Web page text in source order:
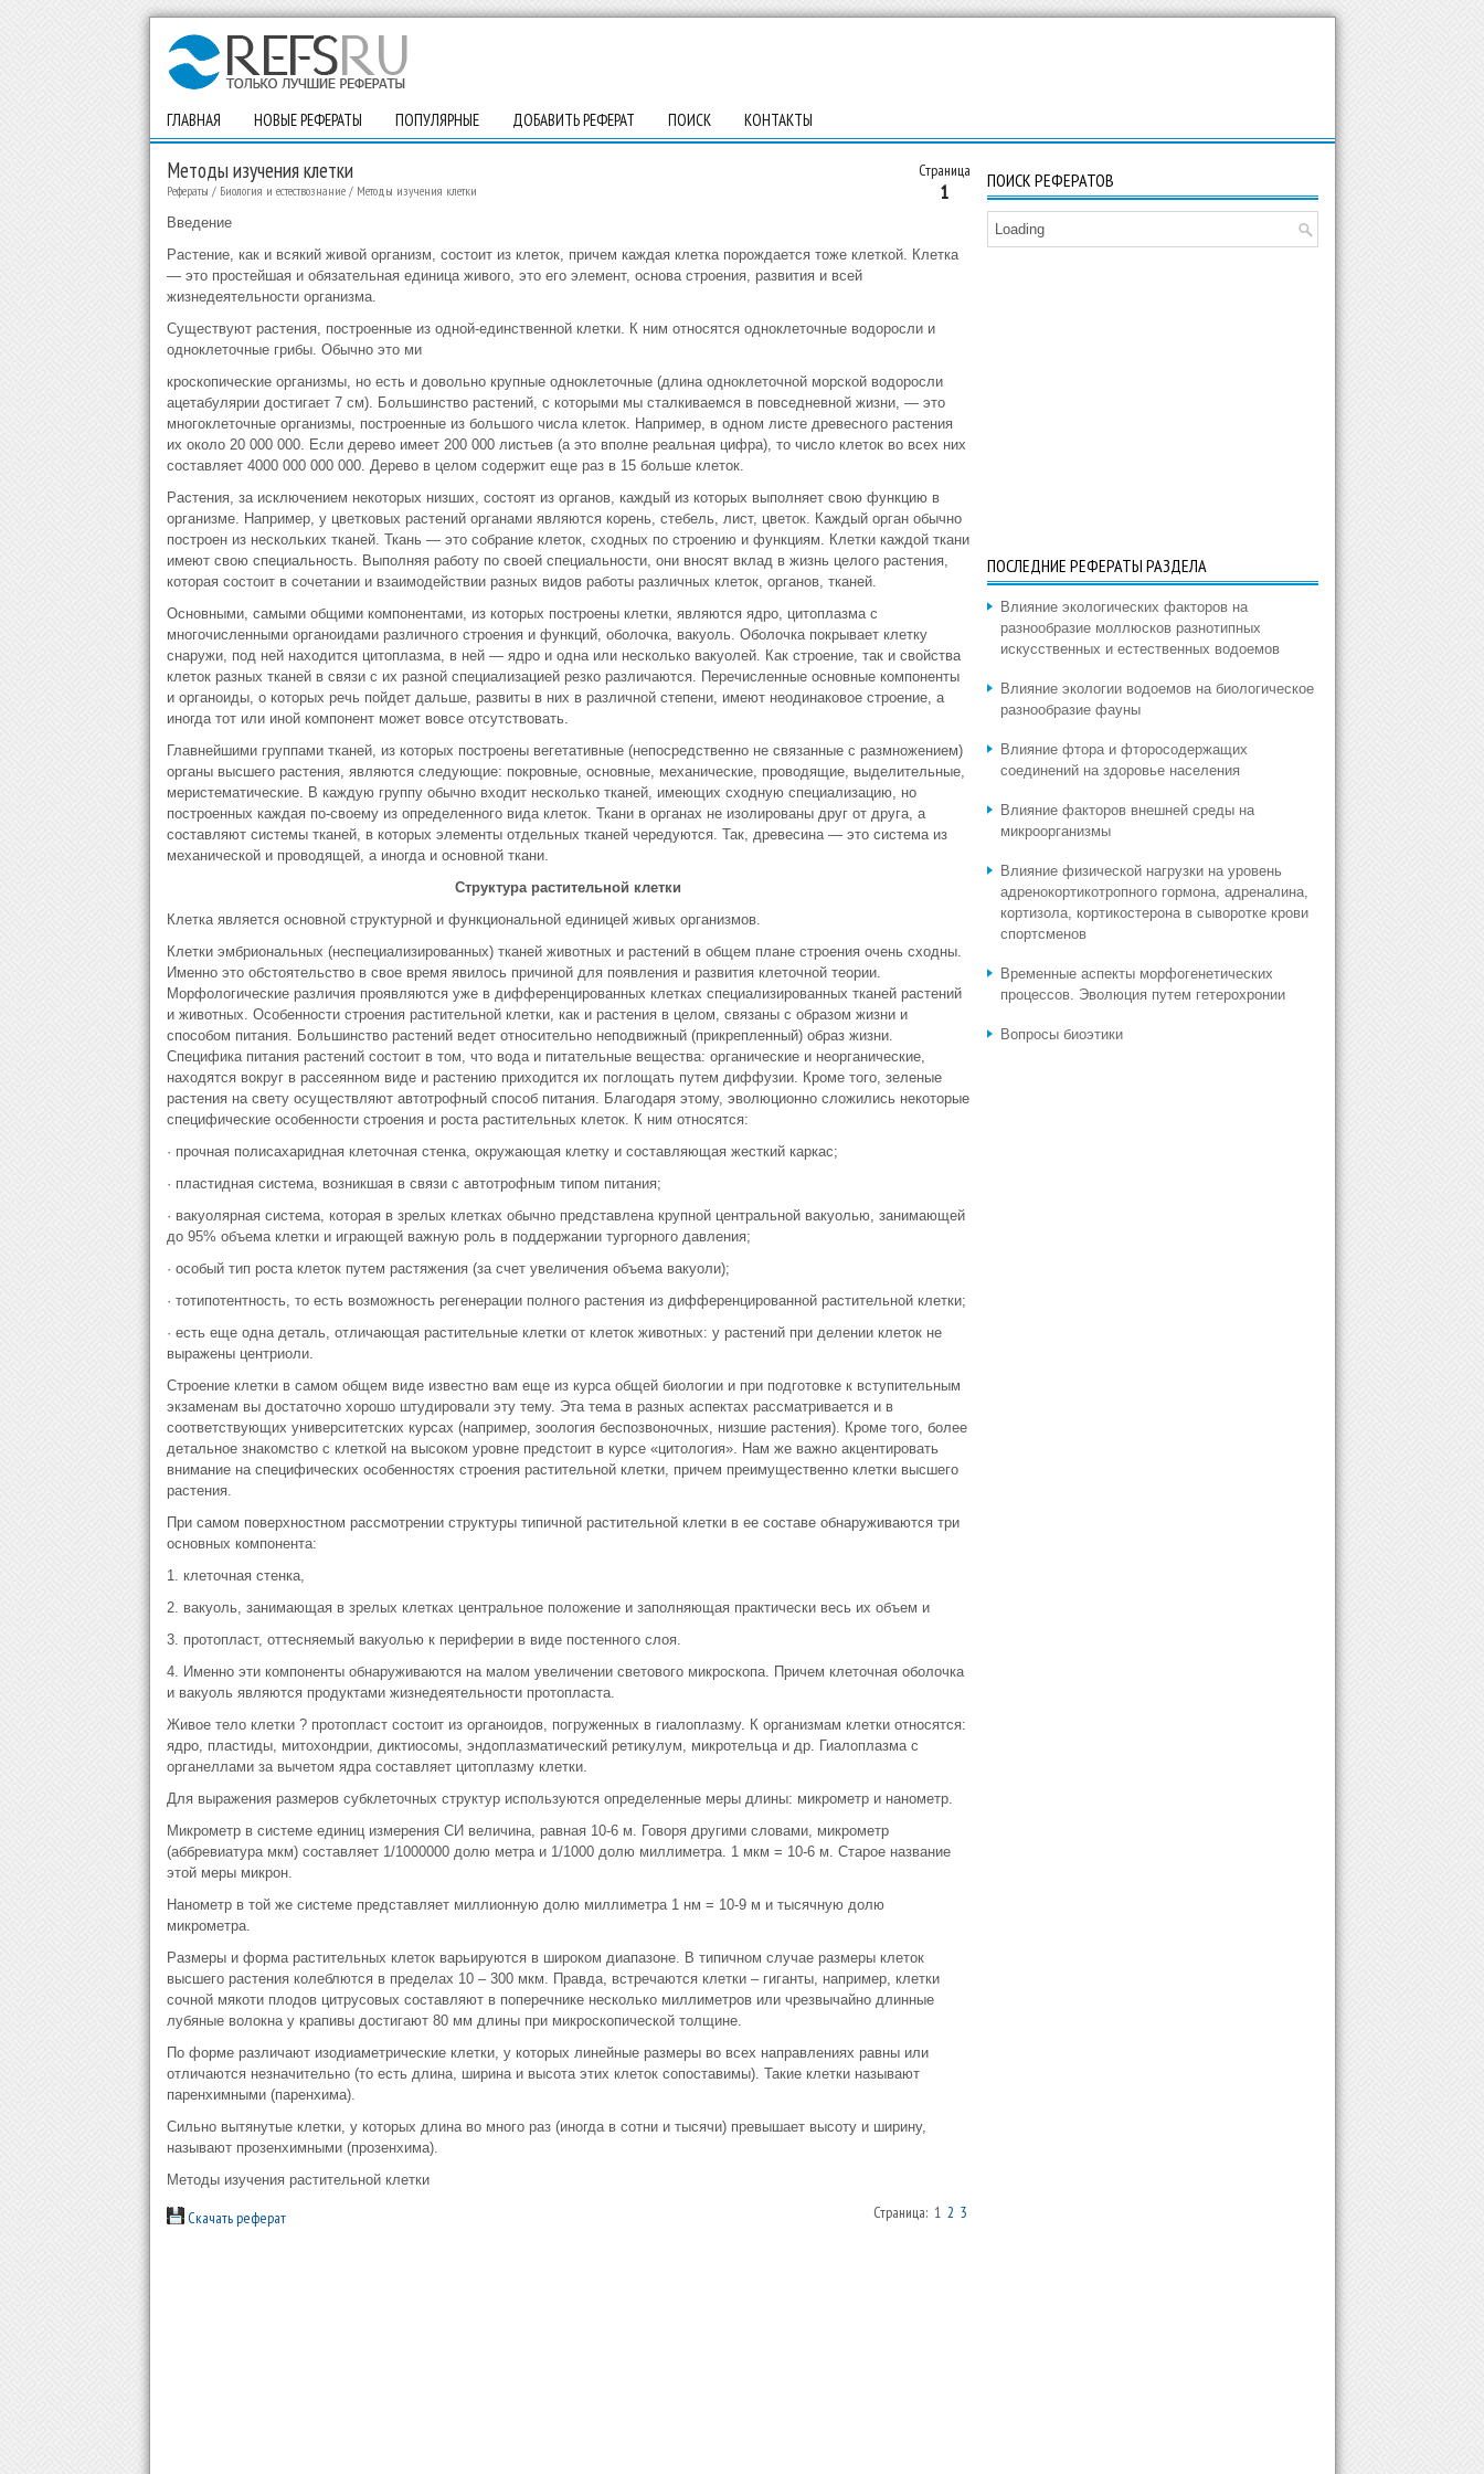
ГЛАВНАЯ НОВЫЕ РЕФЕРАТЫ ПОПУЛЯРНЫЕ ДОБАВИТЬ РЕФЕРАТ ПОИСК КОНТАКТЫ
Страница
1
Методы изучения клетки
Рефераты / Биология и естествознание/ Методы изучения клетки
Введение
Растение, как и всякий живой организм, состоит из клеток, причем каждая клетка порождается тоже клеткой. Клетка
— это простейшая и обязательная единица живого, это его элемент, основа строения, развития и всей
жизнедеятельности организма.
Существуют растения, построенные из одной-единственной клетки. К ним относятся одноклеточные водоросли и
одноклеточные грибы. Обычно это ми
кроскопические организмы, но есть и довольно крупные одноклеточные (длина одноклеточной морской водоросли
ацетабулярии достигает 7 см). Большинство растений, с которыми мы сталкиваемся в повседневной жизни, — это
многоклеточные организмы, построенные из большого числа клеток. Например, в одном листе древесного растения
их около 20 000 000. Если дерево имеет 200 000 листьев (а это вполне реальная цифра), то число клеток во всех них
составляет 4000 000 000 000. Дерево в целом содержит еще раз в 15 больше клеток.
Растения, за исключением некоторых низших, состоят из органов, каждый из которых выполняет свою функцию в
организме. Например, у цветковых растений органами являются корень, стебель, лист, цветок. Каждый орган обычно
построен из нескольких тканей. Ткань — это собрание клеток, сходных по строению и функциям. Клетки каждой ткани
имеют свою специальность. Выполняя работу по своей специальности, они вносят вклад в жизнь целого растения,
которая состоит в сочетании и взаимодействии разных видов работы различных клеток, органов, тканей.
Основными, самыми общими компонентами, из которых построены клетки, являются ядро, цитоплазма с
многочисленными органоидами различного строения и функций, оболочка, вакуоль. Оболочка покрывает клетку
снаружи, под ней находится цитоплазма, в ней — ядро и одна или несколько вакуолей. Как строение, так и свойства
клеток разных тканей в связи с их разной специализацией резко различаются. Перечисленные основные компоненты
и органоиды, о которых речь пойдет дальше, развиты в них в различной степени, имеют неодинаковое строение, а
иногда тот или иной компонент может вовсе отсутствовать.
Главнейшими группами тканей, из которых построены вегетативные (непосредственно не связанные с размножением)
органы высшего растения, являются следующие: покровные, основные, механические, проводящие, выделительные,
меристематические. В каждую группу обычно входит несколько тканей, имеющих сходную специализацию, но
построенных каждая по-своему из определенного вида клеток. Ткани в органах не изолированы друг от друга, а
составляют системы тканей, в которых элементы отдельных тканей чередуются. Так, древесина — это система из
механической и проводящей, а иногда и основной ткани.
Структура растительной клетки
Клетка является основной структурной и функциональной единицей живых организмов.
Клетки эмбриональных (неспециализированных) тканей животных и растений в общем плане строения очень сходны.
Именно это обстоятельство в свое время явилось причиной для появления и развития клеточной теории.
Морфологические различия проявляются уже в дифференцированных клетках специализированных тканей растений
и животных. Особенности строения растительной клетки, как и растения в целом, связаны с образом жизни и
способом питания. Большинство растений ведет относительно неподвижный (прикрепленный) образ жизни.
Специфика питания растений состоит в том, что вода и питательные вещества: органические и неорганические,
находятся вокруг в рассеянном виде и растению приходится их поглощать путем диффузии. Кроме того, зеленые
растения на свету осуществляют автотрофный способ питания. Благодаря этому, эволюционно сложились некоторые
специфические особенности строения и роста растительных клеток. К ним относятся:
· прочная полисахаридная клеточная стенка, окружающая клетку и составляющая жесткий каркас;
· пластидная система, возникшая в связи с автотрофным типом питания;
· вакуолярная система, которая в зрелых клетках обычно представлена крупной центральной вакуолью, занимающей
до 95% объема клетки и играющей важную роль в поддержании тургорного давления;
· особый тип роста клеток путем растяжения (за счет увеличения объема вакуоли);
· тотипотентность, то есть возможность регенерации полного растения из дифференцированной растительной клетки;
· есть еще одна деталь, отличающая растительные клетки от клеток животных: у растений при делении клеток не
выражены центриоли.
Строение клетки в самом общем виде известно вам еще из курса общей биологии и при подготовке к вступительным
экзаменам вы достаточно хорошо штудировали эту тему. Эта тема в разных аспектах рассматривается и в
соответствующих университетских курсах (например, зоология беспозвоночных, низшие растения). Кроме того, более
детальное знакомство с клеткой на высоком уровне предстоит в курсе «цитология». Нам же важно акцентировать
внимание на специфических особенностях строения растительной клетки, причем преимущественно клетки высшего
растения.
При самом поверхностном рассмотрении структуры типичной растительной клетки в ее составе обнаруживаются три
основных компонента:
1. клеточная стенка,
2. вакуоль, занимающая в зрелых клетках центральное положение и заполняющая практически весь их объем и
3. протопласт, оттесняемый вакуолью к периферии в виде постенного слоя.
4. Именно эти компоненты обнаруживаются на малом увеличении светового микроскопа. Причем клеточная оболочка
и вакуоль являются продуктами жизнедеятельности протопласта.
Живое тело клетки ? протопласт состоит из органоидов, погруженных в гиалоплазму. К организмам клетки относятся:
ядро, пластиды, митохондрии, диктиосомы, эндоплазматический ретикулум, микротельца и др. Гиалоплазма с
органеллами за вычетом ядра составляет цитоплазму клетки.
Для выражения размеров субклеточных структур используются определенные меры длины: микрометр и нанометр.
Микрометр в системе единиц измерения СИ величина, равная 10-6 м. Говоря другими словами, микрометр
(аббревиатура мкм) составляет 1/1000000 долю метра и 1/1000 долю миллиметра. 1 мкм = 10-6 м. Старое название
этой меры микрон.
Нанометр в той же системе представляет миллионную долю миллиметра 1 нм = 10-9 м и тысячную долю
микрометра.
Размеры и форма растительных клеток варьируются в широком диапазоне. В типичном случае размеры клеток
высшего растения колеблются в пределах 10 – 300 мкм. Правда, встречаются клетки – гиганты, например, клетки
сочной мякоти плодов цитрусовых составляют в поперечнике несколько миллиметров или чрезвычайно длинные
лубяные волокна у крапивы достигают 80 мм длины при микроскопической толщине.
По форме различают изодиаметрические клетки, у которых линейные размеры во всех направлениях равны или
отличаются незначительно (то есть длина, ширина и высота этих клеток сопоставимы). Такие клетки называют
паренхимными (паренхима).
Сильно вытянутые клетки, у которых длина во много раз (иногда в сотни и тысячи) превышает высоту и ширину,
называют прозенхимными (прозенхима).
Методы изучения растительной клетки
Скачать реферат Страница: 1 2 3
ПОИСК РЕФЕРАТОВ
Loading
ПОСЛЕДНИЕ РЕФЕРАТЫ РАЗДЕЛА
Влияние экологических факторов на
разнообразие моллюсков разнотипных
искусственных и естественных водоемов
Влияние экологии водоемов на биологическое
разнообразие фауны
Влияние фтора и фторосодержащих
соединений на здоровье населения
Влияние факторов внешней среды на
микроорганизмы
Влияние физической нагрузки на уровень
адренокортикотропного гормона, адреналина,
кортизола, кортикостерона в сыворотке крови
спортсменов
Временные аспекты морфогенетических
процессов. Эволюция путем гетерохронии
Вопросы биоэтики